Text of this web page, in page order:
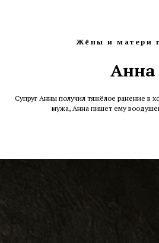
Жёны и матери
Анна
Супруг Анны получил тяжёлое ранение в
мужа, Анна пишет ему